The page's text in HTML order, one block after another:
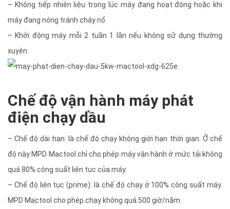
– Không tiếp nhiên liệu trong lúc máy đang hoạt động hoặc khi
máy đang nóng tránh cháy nổ.
– Khởi động máy mỗi 2 tuần 1 lần nếu không sử dụng thường
xuyên.
Chế độ vận hành máy phát
điện chạy dầu
– Chế độ dài hạn: là chế độ chạy không giới hạn thời gian. Ở chế
độ này MPD Mactool chỉ cho phép máy vận hành ở mức tải không
quá 80% công suất liên tục của máy.
– Chế độ liên tục (prime): là chế độ chạy ở 100% công suất máy.
MPD Mactool cho phép chạy không quá 500 giờ/năm.